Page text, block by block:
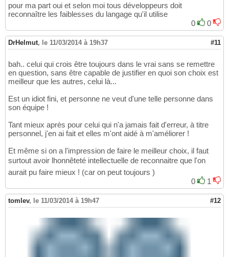
pour ma part oui et selon moi tous développeurs doit
reconnaître les faiblesses du langage qu'il utilise
0
0
DrHelmut, le 11/03/2014 à 19h37 #11
bah.. celui qui crois être toujours dans le vrai sans se remettre
en question, sans être capable de justifier en quoi son choix est
meilleur que les autres, celui là...
Est un idiot fini, et personne ne veut d'une telle personne dans
son équipe !
Tant mieux après pour celui qui n'a jamais fait d'erreur, à titre
personnel, j'en ai fait et elles m'ont aidé à m'améliorer !
Et même si on a l'impression de faire le meilleur choix, il faut
surtout avoir lhonnêteté intellectuelle de reconnaitre que l'on
aurait pu faire mieux ! (car on peut toujours )
0
1
tomlev, le 11/03/2014 à 19h47 #12